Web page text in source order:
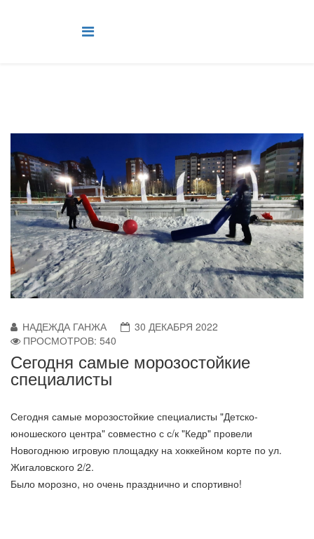
НАДЕЖДА ГАНЖА
30 ДЕКАБРЯ 2022
ПРОСМОТРОВ: 540
Сегодня самые морозостойкие
специалисты
Сегодня самые морозостойкие специалисты "Детско-
юношеского центра" совместно с с/к "Кедр" провели
Новогоднюю игровую площадку на хоккейном корте по ул.
Жигаловского 2/2.
Было морозно, но очень празднично и спортивно!